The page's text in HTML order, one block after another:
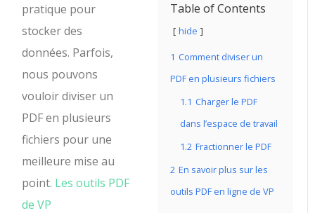
Table of Contents
hide
1 Comment diviser un
PDF en plusieurs fichiers
1.1 Charger le PDF
dans l’espace de travail
1.2 Fractionner le PDF
2 En savoir plus sur les
outils PDF en ligne de VP
pratique pour
stocker des
données. Parfois,
nous pouvons
vouloir diviser un
PDF en plusieurs
fichiers pour une
meilleure mise au
point. Les outils PDF
de VP